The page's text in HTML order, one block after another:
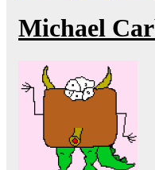
Michael